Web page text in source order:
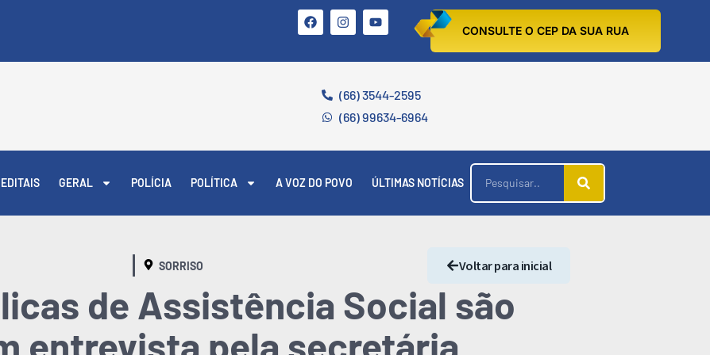
CONSULTE O CEP DA SUA RUA
(66) 3544-2595
(66) 99634-6964
EDITAIS GERAL POLÍCIA POLÍTICA A VOZ DO POVO ÚLTIMAS NOTÍCIAS
SORRISO Voltar para inicial
de Assistência Social são
entrevista pela secretária